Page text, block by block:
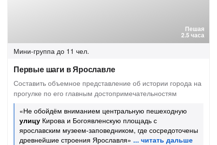
Пешая
2.5 часа
Мини-группа до 11 чел.
Первые шаги в Ярославле
Составить объемное представление об истории города на
прогулке по его главным достопримечательностям
«Не обойдём вниманием центральную пешеходную
улицу Кирова и Богоявленскую площадь с
ярославским музеем-заповедником, где сосредоточены
древнейшие строения Ярославля»